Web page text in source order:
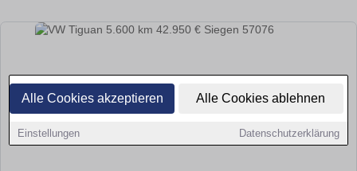
Alle Cookies akzeptieren Alle Cookies ablehnen
Einstellungen Datenschutzerklärung